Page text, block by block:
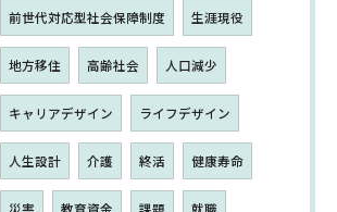
前世代対応型社会保障制度 生涯現役
地方移住 高齢社会 人口減少
キャリアデザイン ライフデザイン
人生設計 介護 終活 健康寿命